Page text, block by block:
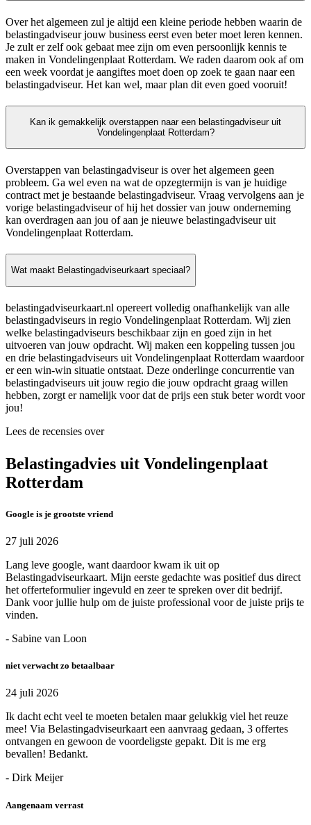
Over het algemeen zul je altijd een kleine periode hebben waarin de
belastingadviseur jouw business eerst even beter moet leren kennen.
Je zult er zelf ook gebaat mee zijn om even persoonlijk kennis te
maken in Vondelingenplaat Rotterdam. We raden daarom ook af om
een week voordat je aangiftes moet doen op zoek te gaan naar een
belastingadviseur. Het kan wel, maar plan dit even goed vooruit!
Kan ik gemakkelijk overstappen naar een belastingadviseur uit
Vondelingenplaat Rotterdam?
Overstappen van belastingadviseur is over het algemeen geen
probleem. Ga wel even na wat de opzegtermijn is van je huidige
contract met je bestaande belastingadviseur. Vraag vervolgens aan je
vorige belastingadviseur of hij het dossier van jouw onderneming
kan overdragen aan jou of aan je nieuwe belastingadviseur uit
Vondelingenplaat Rotterdam.
Wat maakt Belastingadviseurkaart speciaal?
belastingadviseurkaart.nl opereert volledig onafhankelijk van alle
belastingadviseurs in regio Vondelingenplaat Rotterdam. Wij zien
welke belastingadviseurs beschikbaar zijn en goed zijn in het
uitvoeren van jouw opdracht. Wij maken een koppeling tussen jou
en drie belastingadviseurs uit Vondelingenplaat Rotterdam waardoor
er een win-win situatie ontstaat. Deze onderlinge concurrentie van
belastingadviseurs uit jouw regio die jouw opdracht graag willen
hebben, zorgt er namelijk voor dat de prijs een stuk beter wordt voor
jou!
Lees de recensies over
Belastingadvies uit Vondelingenplaat
Rotterdam
Google is je grootste vriend
27 juli 2026
Lang leve google, want daardoor kwam ik uit op
Belastingadviseurkaart. Mijn eerste gedachte was positief dus direct
het offerteformulier ingevuld en zeer te spreken over dit bedrijf.
Dank voor jullie hulp om de juiste professional voor de juiste prijs te
vinden.
- Sabine van Loon
niet verwacht zo betaalbaar
24 juli 2026
Ik dacht echt veel te moeten betalen maar gelukkig viel het reuze
mee! Via Belastingadviseurkaart een aanvraag gedaan, 3 offertes
ontvangen en gewoon de voordeligste gepakt. Dit is me erg
bevallen! Bedankt.
- Dirk Meijer
Aangenaam verrast